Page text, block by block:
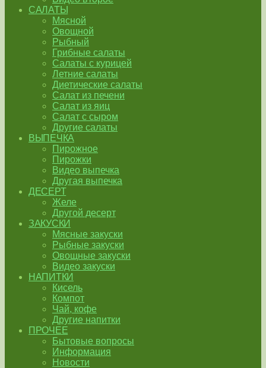
САЛАТЫ
Мясной
Овощной
Рыбный
Грибные салаты
Салаты с курицей
Летние салаты
Диетические салаты
Салат из печени
Салат из яиц
Салат с сыром
Другие салаты
ВЫПЕЧКА
Пирожное
Пирожки
Видео выпечка
Другая выпечка
ДЕСЕРТ
Желе
Другой десерт
ЗАКУСКИ
Мясные закуски
Рыбные закуски
Овощные закуски
Видео закуски
НАПИТКИ
Кисель
Компот
Чай, кофе
Другие напитки
ПРОЧЕЕ
Бытовые вопросы
Информация
Новости